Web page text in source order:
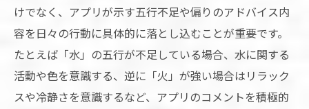
けでなく、アプリが示す五行不足や偏りのアドバイス内
容を日々の行動に具体的に落とし込むことが重要です。
たとえば「水」の五行が不足している場合、水に関する
活動や色を意識する、逆に「火」が強い場合はリラック
スや冷静さを意識するなど、アプリのコメントを積極的